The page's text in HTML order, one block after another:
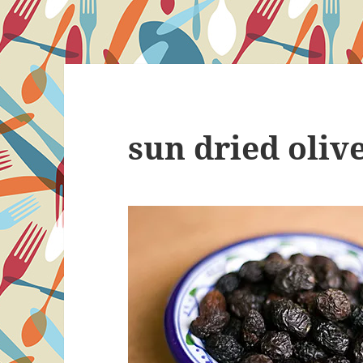
sun dried